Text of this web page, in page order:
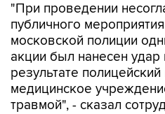
"При проведении
публичного
московской полиции
акции был нанесен удар
результате
медицинское
травмой", - сказал